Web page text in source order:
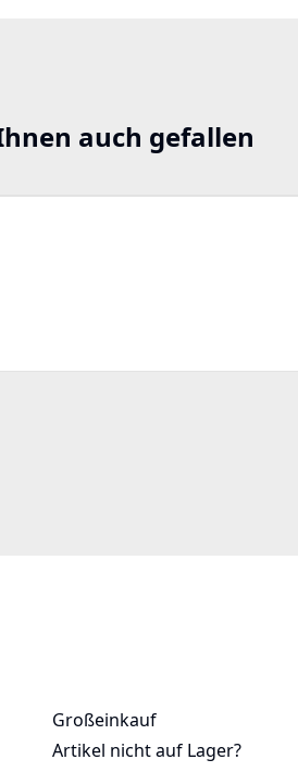
auch gefallen
Großeinkauf
Artikel nicht auf Lager?